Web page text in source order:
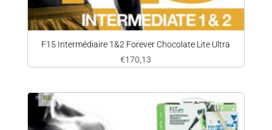
F15 Intermédiaire 1&2 Forever Chocolate Lite Ultra
€170,13